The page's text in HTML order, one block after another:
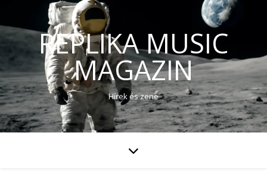
REPLIKA MUSIC
MAGAZIN
Hírek és zene